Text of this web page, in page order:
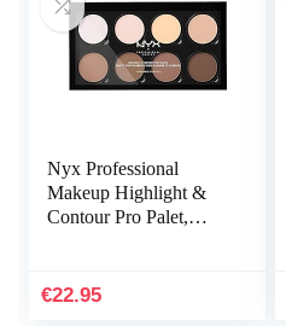
Nyx Professional
Makeup Highlight &
Contour Pro Palet,
Tinten
€22.95